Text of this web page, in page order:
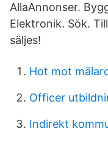
AllaAnnonser.
Elektronik. Sök.
säljes!
Hot mot
Officer
Indirekt